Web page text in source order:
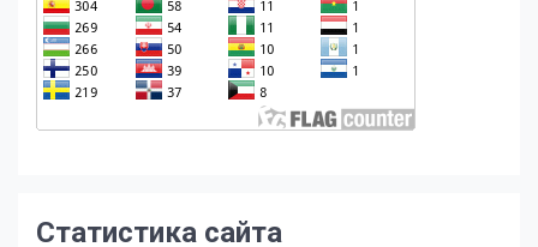
Статистика сайта